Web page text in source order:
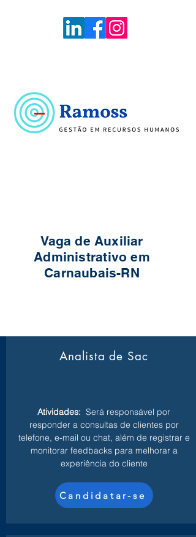
Vaga de Auxiliar
Administrativo em
Carnaubais-RN
Analista de Sac
Atividades: Será responsável por
responder a consultas de clientes por
telefone, e-mail ou chat, além de registrar e
monitorar feedbacks para melhorar a
experiência do cliente
Candidatar-se